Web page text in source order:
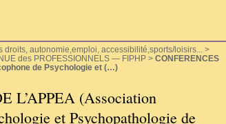
droits, autonomie,emploi, accessibilité,sports/loisirs...
>
des PROFESSIONNELS — FIPHP > CONFERENCES
de Psychologie et (…)
L’APPEA (Association
et Psychopathologie de